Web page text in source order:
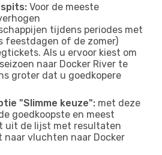
Voor de meeste
tijdens periodes met
feestdagen of de zomer)
Als u ervoor kiest om
naar Docker River te
groter dat u goedkopere
"Slimme keuze": met deze
goedkoopste en meest
uit de lijst met resultaten
naar vluchten naar Docker